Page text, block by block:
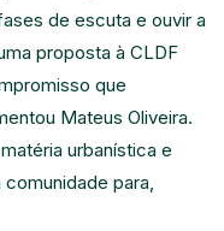
de escuta e ouvir a
proposta à CLDF
que
Mateus Oliveira.
urbanística e
para,